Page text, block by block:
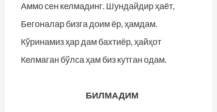
Аммо сен келмадинг. Шундайдир ҳаёт,
Бегоналар бизга доим ёр, ҳамдам.
Кўринамиз ҳар дам бахтиёр, ҳайҳот
Келмаган бўлса ҳам биз кутган одам.
БИЛМАДИМ